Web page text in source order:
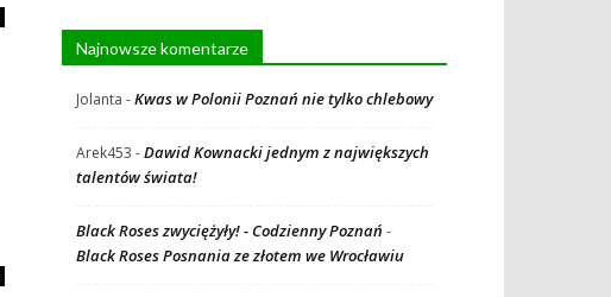
Najnowsze komentarze
Jolanta -Kwas w Polonii Poznań nie tylko chlebowy
Arek453 -Dawid Kownacki jednym z największych
talentów świata!
Black Roses zwyciężyły! - Codzienny Poznań -
Black Roses Posnania ze złotem we Wrocławiu